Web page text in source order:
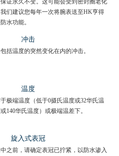
们建议您每年一次将腕表送至HK亨得
水功能。
冲击
括温度的突然变化在内的冲击。
温度
极端温度（低于0摄氏温度或32华氏温
140华氏温度）或极端温差下。
旋入式表冠
之前，请确定表冠已拧紧，以防水渗入